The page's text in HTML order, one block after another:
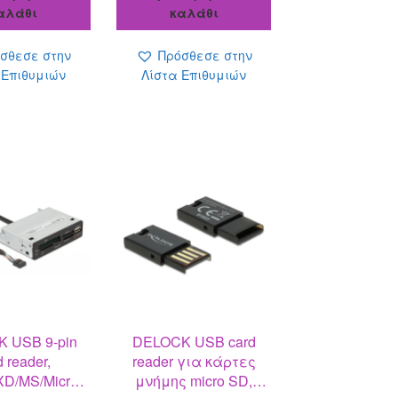
στην
καλάθι
Πρόσθεσε στην
Λίστα Επιθυμιών
USB 9-pin
reader,
MS/Micro
DELOCK USB card
reader για κάρτες
μνήμης micro SD,